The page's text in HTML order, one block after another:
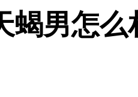
蝎男怎